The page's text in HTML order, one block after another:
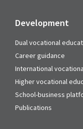
Development
Dual vocational
Career guidance
International
Higher vocational
School-business
Publications